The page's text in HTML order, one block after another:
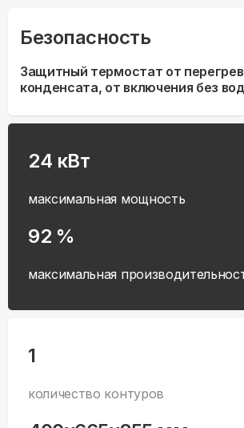
Безопасность
Защитный термостат от
конденсата, от включения без
24 кВт
максимальная мощность
92 %
максимальная
1
количество контуров